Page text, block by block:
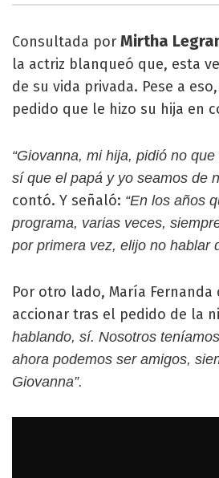
Consultada por Mirtha
la actriz blanqueó que, esta
de su vida privada. Pese a
pedido que le hizo su hija en
“Giovanna, mi hija, pidió no
sí que el papá y yo seamos de
contó. Y señaló: “En los años
programa, varias veces,
por primera vez, elijo no hablar
Por otro lado, María
accionar tras el pedido de la
hablando, sí. Nosotros
ahora podemos ser amigos,
Giovanna”.